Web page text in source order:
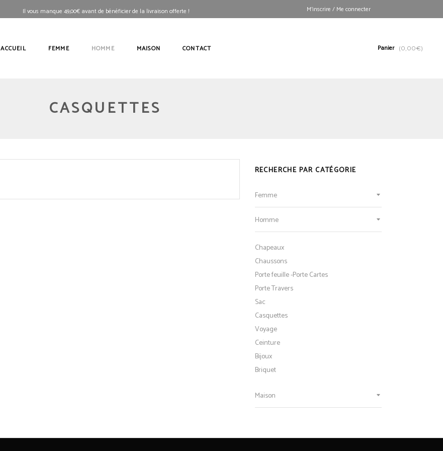
Il vous manque 49,00€avant de bénéficier de la livraison offerte ! M’inscrire / Me connecter
ACCUEIL FEMME HOMME MAISON CONTACT Panier (0,00€)
CASQUETTES
RECHERCHE PAR CATÉGORIE
Femme
Homme
Chapeaux
Chaussons
Porte feuille -Porte Cartes
Porte Travers
Sac
Casquettes
Voyage
Ceinture
Bijoux
Briquet
Maison